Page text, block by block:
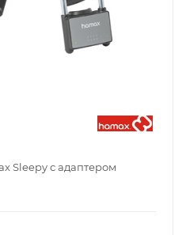
Sleepy с адаптером